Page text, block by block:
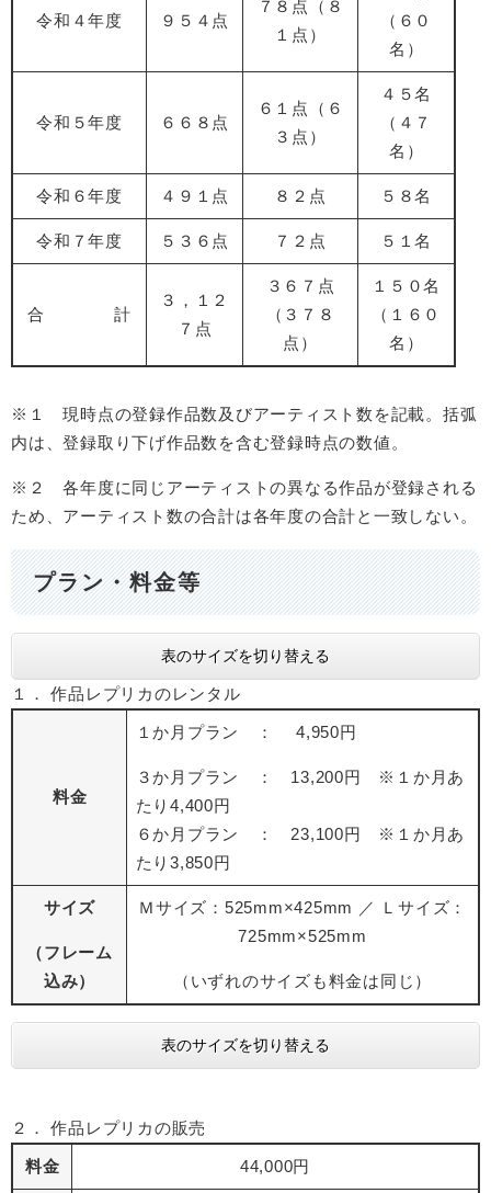
令和４年度 ９５４点
７８点（８
１点）
（６０
名）
令和５年度 ６６８点
６１点（６
３点）
４５名
（４７
名）
令和６年度 ４９１点 ８２点 ５８名
令和７年度 ５３６点 ７２点 ５１名
合 計
３，１２
７点
３６７点
（３７８
点）
１５０名
（１６０
名）
※１ 現時点の登録作品数及びアーティスト数を記載。括弧
内は、登録取り下げ作品数を含む登録時点の数値。
※２ 各年度に同じアーティストの異なる作品が登録される
ため、アーティスト数の合計は各年度の合計と一致しない。
プラン・料金等
表のサイズを切り替える
１． 作品レプリカのレンタル
料金
１か月プラン ： 4,950円
３か月プラン ： 13,200円 ※１か月あ
たり4,400円
６か月プラン ： 23,100円 ※１か月あ
たり3,850円
サイズ
（フレーム
込み）
Ｍサイズ：525mm×425mm ／ Ｌサイズ：
725mm×525mm
（いずれのサイズも料金は同じ）
表のサイズを切り替える
２． 作品レプリカの販売
料金 44,000円